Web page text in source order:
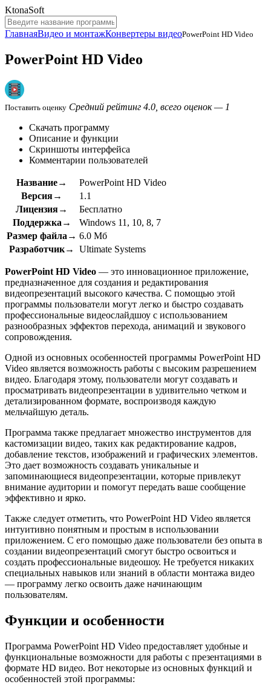
KtonaSoft
ГлавнаяВидео и монтажКонвертеры видеоPowerPoint HD Video
PowerPoint HD Video
Поставить оценку Средний рейтинг 4.0, всего оценок — 1
Скачать программу
Описание и функции
Скриншоты интерфейса
Комментарии пользователей
Название→
PowerPoint HD Video
Версия→
1.1
Лицензия→
Бесплатно
Поддержка→
Windows 11, 10, 8, 7
Размер файла→ 6.0 Мб
Разработчик→
Ultimate Systems
PowerPoint HD Video — это инновационное приложение,
предназначенное для создания и редактирования
видеопрезентаций высокого качества. С помощью этой
программы пользователи могут легко и быстро создавать
профессиональные видеослайдшоу с использованием
разнообразных эффектов перехода, анимаций и звукового
сопровождения.
Одной из основных особенностей программы PowerPoint HD
Video является возможность работы с высоким разрешением
видео. Благодаря этому, пользователи могут создавать и
просматривать видеопрезентации в удивительно четком и
детализированном формате, воспроизводя каждую
мельчайшую деталь.
Программа также предлагает множество инструментов для
кастомизации видео, таких как редактирование кадров,
добавление текстов, изображений и графических элементов.
Это дает возможность создавать уникальные и
запоминающиеся видеопрезентации, которые привлекут
внимание аудитории и помогут передать ваше сообщение
эффективно и ярко.
Также следует отметить, что PowerPoint HD Video является
интуитивно понятным и простым в использовании
приложением. С его помощью даже пользователи без опыта в
создании видеопрезентаций смогут быстро освоиться и
создать профессиональные видеошоу. Не требуется никаких
специальных навыков или знаний в области монтажа видео
— программу легко освоить даже начинающим
пользователям.
Функции и особенности
Программа PowerPoint HD Video предоставляет удобные и
функциональные возможности для работы с презентациями в
формате HD видео. Вот некоторые из основных функций и
особенностей этой программы: